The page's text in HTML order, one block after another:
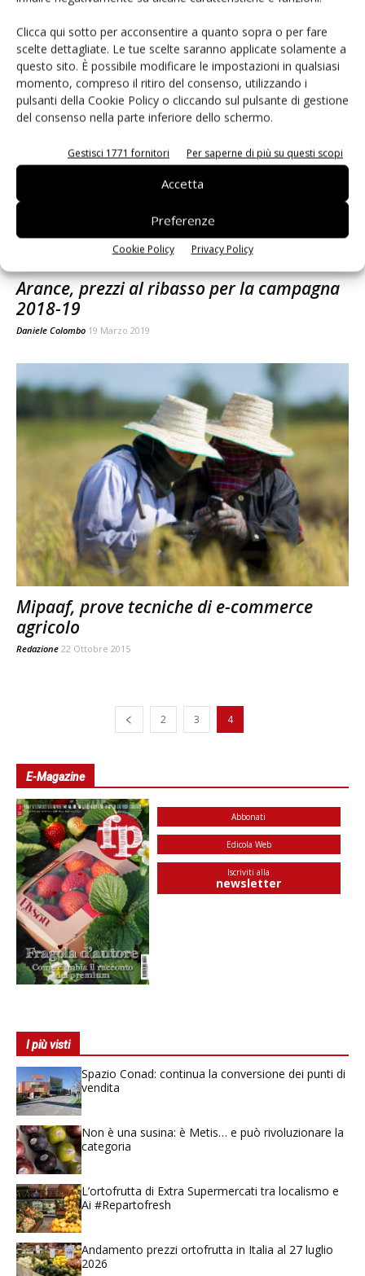
Clicca qui sotto per acconsentire a quanto sopra o per fare
scelte dettagliate. Le tue scelte saranno applicate solamente a
questo sito. È possibile modificare le impostazioni in qualsiasi
momento, compreso il ritiro del consenso, utilizzando i
pulsanti della Cookie Policy o cliccando sul pulsante di gestione
del consenso nella parte inferiore dello schermo.
Gestisci 1771 fornitori Per saperne di più su questi scopi
Accetta
Preferenze
Cookie Policy Privacy Policy
Andamento prezzi ortofrutta al primo
aprile
Daniele Colombo 2 Aprile 2019
Arance, prezzi al ribasso per la campagna
2018-19
Daniele Colombo 19 Marzo 2019
Mipaaf, prove tecniche di e-commerce
agricolo
Redazione 22 Ottobre 2015
2 3 4
E-Magazine
Abbonati
Edicola Web
Iscriviti alla
newsletter
I più visti
Spazio Conad: continua la conversione dei punti di
vendita
Non è una susina: è Metis… e può rivoluzionare la
categoria
L’ortofrutta di Extra Supermercati tra localismo e
Ai #Repartofresh
Andamento prezzi ortofrutta in Italia al 27 luglio
2026